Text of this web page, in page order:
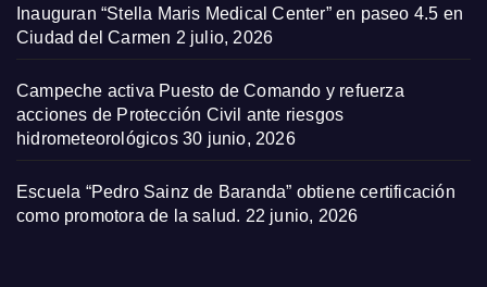
Inauguran “Stella Maris Medical Center” en paseo 4.5 en
Ciudad del Carmen 2 julio, 2026
Campeche activa Puesto de Comando y refuerza
acciones de Protección Civil ante riesgos
hidrometeorológicos 30 junio, 2026
Escuela “Pedro Sainz de Baranda” obtiene certificación
como promotora de la salud. 22 junio, 2026